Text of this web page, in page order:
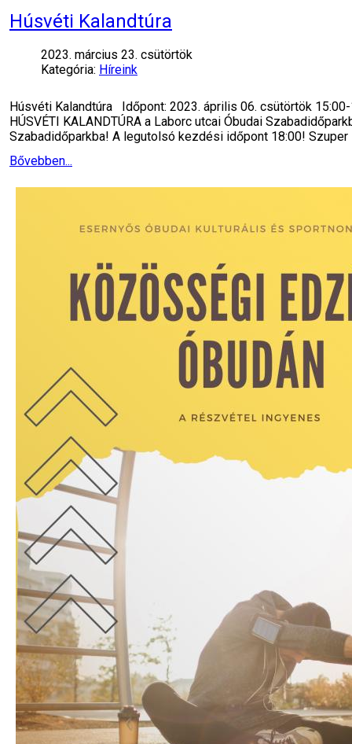
Húsvéti Kalandtúra
2023. március 23. csütörtök
Kategória: Híreink
Húsvéti Kalandtúra Időpont: 2023. április 06. csütörtök
HÚSVÉTI KALANDTÚRA a Laborc utcai Óbudai
Szabadidőparkba! A legutolsó kezdési időpont 18:00!
Bővebben...